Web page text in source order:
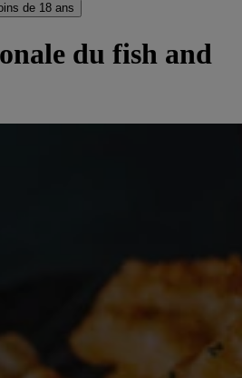
de 18 ans
du fish and